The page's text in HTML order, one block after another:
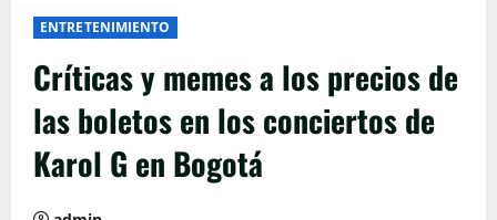
ENTRETENIMIENTO
Críticas y memes a los precios de
las boletos en los conciertos de
Karol G en Bogotá